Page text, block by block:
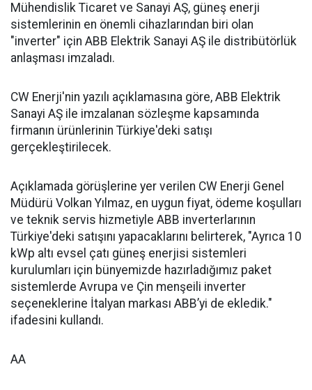
Mühendislik Ticaret ve Sanayi AŞ, güneş enerji
sistemlerinin en önemli cihazlarından biri olan
"inverter" için ABB Elektrik Sanayi AŞ ile distribütörlük
anlaşması imzaladı.
CW Enerji'nin yazılı açıklamasına göre, ABB Elektrik
Sanayi AŞ ile imzalanan sözleşme kapsamında
firmanın ürünlerinin Türkiye'deki satışı
gerçekleştirilecek.
Açıklamada görüşlerine yer verilen CW Enerji Genel
Müdürü Volkan Yılmaz, en uygun fiyat, ödeme koşulları
ve teknik servis hizmetiyle ABB inverterlarının
Türkiye'deki satışını yapacaklarını belirterek, "Ayrıca 10
kWp altı evsel çatı güneş enerjisi sistemleri
kurulumları için bünyemizde hazırladığımız paket
sistemlerde Avrupa ve Çin menşeili inverter
seçeneklerine İtalyan markası ABB’yi de ekledik."
ifadesini kullandı.
AA